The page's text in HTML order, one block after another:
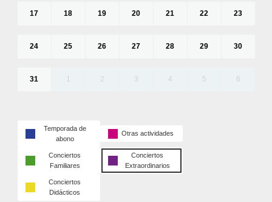
17 18 19 20 21 22 23
24 25 26 27 28 29 30
31 1 2 3 4 5 6
Temporada de
abono
Otras actividades
Conciertos
Familiares
Conciertos
Extraordinarios
Conciertos
Didácticos